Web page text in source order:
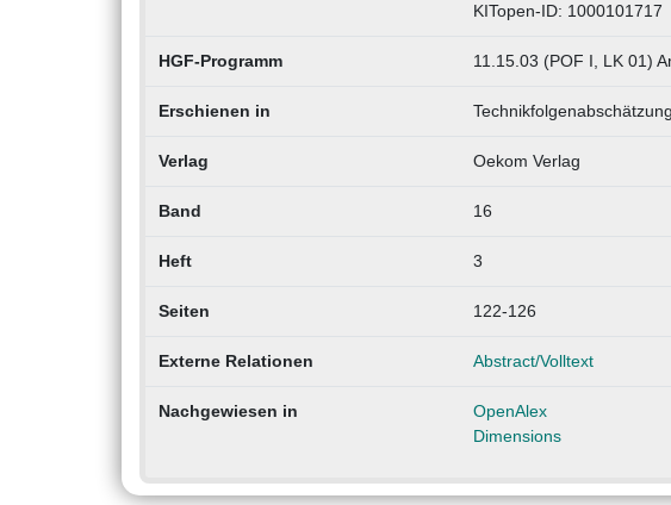
KITopen-ID: 1000101717
HGF-Programm 11.15.03 (POF I, LK 01)
Erschienen in
Verlag Oekom Verlag
Band 16
Heft 3
Seiten 122-126
Externe Relationen Abstract/Volltext
Nachgewiesen in
OpenAlex
Dimensions